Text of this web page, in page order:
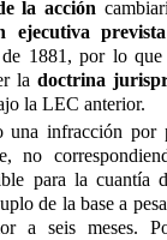
la acción
ejecutiva
1881, por lo que
ladoctrina
la LEC anterior.
una infracción por
no
para la cuantía
de la base a
a seis meses.